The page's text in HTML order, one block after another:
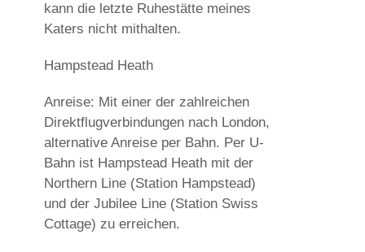
kann die letzte Ruhestätte meines
Katers nicht mithalten.
Hampstead Heath
Anreise: Mit einer der zahlreichen
Direktflugverbindungen nach London,
alternative Anreise per Bahn. Per U-
Bahn ist Hampstead Heath mit der
Northern Line (Station Hampstead)
und der Jubilee Line (Station Swiss
Cottage) zu erreichen.